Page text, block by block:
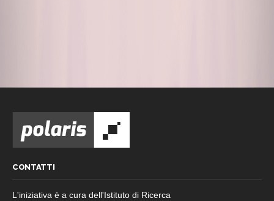
CONTATTI
L'iniziativa è a cura dell'Istituto di Ricerca